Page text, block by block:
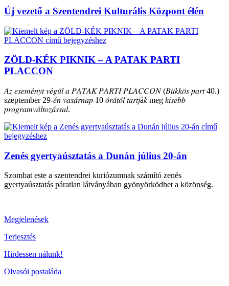
Új vezető a Szentendrei Kulturális Központ élén
ZÖLD-KÉK PIKNIK – A PATAK PARTI
PLACCON
𝐴𝑧 𝑒𝑠𝑒𝑚𝑒́𝑛𝑦𝑡 𝑣𝑒́𝑔𝑢̈𝑙 𝑎 𝑃𝐴𝑇𝐴𝐾 𝑃𝐴𝑅𝑇𝐼 𝑃𝐿𝐴𝐶𝐶𝑂𝑁 (𝐵𝑢̈𝑘𝑘𝑜̈𝑠 𝑝𝑎𝑟𝑡 40.)
szeptember 29-𝑒́𝑛 𝑣𝑎𝑠𝑎́𝑟𝑛𝑎𝑝 10 𝑜́𝑟𝑎́𝑡𝑜́𝑙 𝑡𝑎𝑟𝑡𝑗á𝑘 meg 𝑘𝑖𝑠𝑒𝑏𝑏
𝑝𝑟𝑜𝑔𝑟𝑎𝑚𝑣𝑎́𝑙𝑡𝑜𝑧𝑎́𝑠𝑠𝑎𝑙.
Zenés gyertyaúsztatás a Dunán július 20-án
Szombat este a szentendrei kuriózumnak számító zenés
gyertyaúsztatás páratlan látványában gyönyörködhet a közönség.
Megjelenések
Terjesztés
Hirdessen nálunk!
Olvasói postaláda